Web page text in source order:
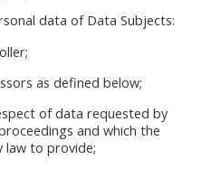
data of Data Subjects:
as defined below;
of data requested by
and which the
law to provide;